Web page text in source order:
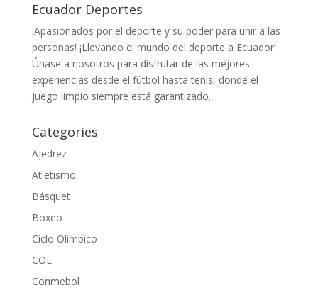
Ecuador Deportes
¡Apasionados por el deporte y su poder para unir a las
personas! ¡Llevando el mundo del deporte a Ecuador!
Únase a nosotros para disfrutar de las mejores
experiencias desde el fútbol hasta tenis, donde el
juego limpio siempre está garantizado.
Categories
Ajedrez
Atletismo
Básquet
Boxeo
Ciclo Olímpico
COE
Conmebol